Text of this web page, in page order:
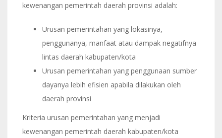
kewenangan pemerintah daerah provinsi adalah:
Urusan pemerintahan yang lokasinya,
penggunanya, manfaat atau dampak negatifnya
lintas daerah kabupaten/kota
Urusan pemerintahan yang penggunaan sumber
dayanya lebih efisien apabila dilakukan oleh
daerah provinsi
Kriteria urusan pemerintahan yang menjadi
kewenangan pemerintah daerah kabupaten/kota